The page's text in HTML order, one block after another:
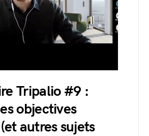
Tripalio #9 :
objectives
autres sujets